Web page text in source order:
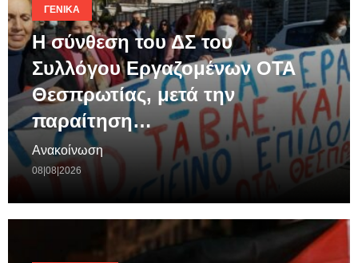
ΓΕΝΙΚΆ
Η σύνθεση του ΔΣ του
Συλλόγου Εργαζομένων ΟΤΑ
Θεσπρωτίας, μετά την
παραίτηση…
Ανακοίνωση
08|08|2026